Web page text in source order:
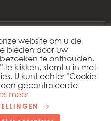
© Mowi
website om u de
bieden door uw
te onthouden.
klikken, stemt u in met
U kunt echter "Cookie-
​​gecontroleerde
meer